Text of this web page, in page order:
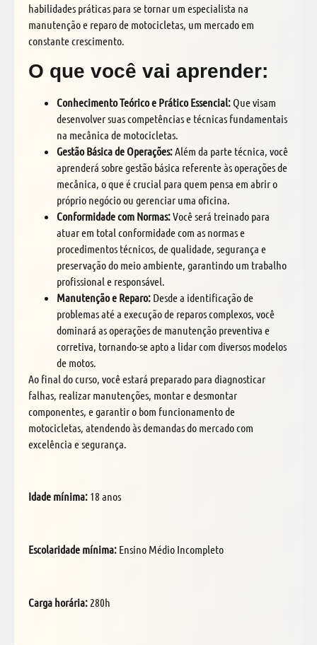
habilidades práticas para se tornar um especialista na
manutenção e reparo de motocicletas, um mercado em
constante crescimento.
O que você vai aprender:
Conhecimento Teórico e Prático Essencial: Que visam
desenvolver suas competências e técnicas fundamentais
na mecânica de motocicletas.
Gestão Básica de Operações:Além da parte técnica, você
aprenderá sobre gestão básica referente às operações de
mecânica, o que é crucial para quem pensa em abrir o
próprio negócio ou gerenciar uma oficina.
Conformidade com Normas:Você será treinado para
atuar em total conformidade com as normas e
procedimentos técnicos, de qualidade, segurança e
preservação do meio ambiente, garantindo um trabalho
profissional e responsável.
Manutenção e Reparo: Desde a identificação de
problemas até a execução de reparos complexos, você
dominará as operações de manutenção preventiva e
corretiva, tornando-se apto a lidar com diversos modelos
de motos.
Ao final do curso, você estará preparado para diagnosticar
falhas, realizar manutenções, montar e desmontar
componentes, e garantir o bom funcionamento de
motocicletas, atendendo às demandas do mercado com
excelência e segurança.
Idade mínima: 18 anos
Escolaridade mínima: Ensino Médio Incompleto
Carga horária: 280h